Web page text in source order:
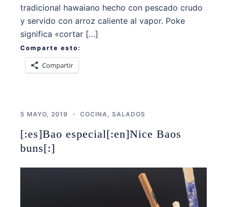
tradicional hawaiano hecho con pescado crudo
y servido con arroz caliente al vapor. Poke
significa «cortar […]
Comparte esto:
Compartir
5 MAYO, 2019 COCINA SALADOS
[:es]Bao especial[:en]Nice Baos
buns[:]